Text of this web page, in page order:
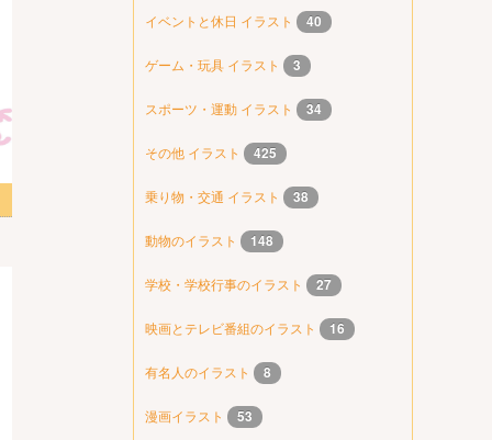
イベントと休日 イラスト 40
ゲーム・玩具 イラスト 3
スポーツ・運動 イラスト 34
その他 イラスト 425
乗り物・交通 イラスト 38
動物のイラスト 148
学校・学校行事のイラスト 27
映画とテレビ番組のイラスト 16
有名人のイラスト 8
漫画イラスト 53